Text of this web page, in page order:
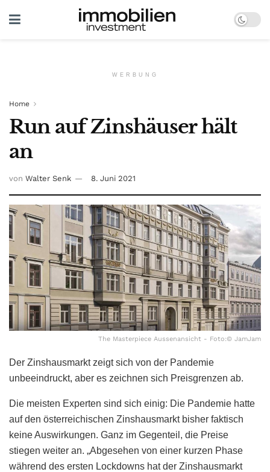
WERBUNG
Home
Run auf Zinshäuser hält
an
von Walter Senk 8. Juni 2021
The Masterpiece Aussenansicht - Foto:© JamJam
Der Zinshausmarkt zeigt sich von der Pandemie
unbeeindruckt, aber es zeichnen sich Preisgrenzen ab.
Die meisten Experten sind sich einig: Die Pandemie hatte
auf den österreichischen Zinshausmarkt bisher faktisch
keine Auswirkungen. Ganz im Gegenteil, die Preise
stiegen weiter an. „Abgesehen von einer kurzen Phase
während des ersten Lockdowns hat der Zinshausmarkt